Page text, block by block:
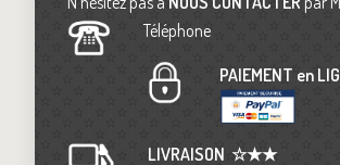
Téléphone
PAIEMENT en
LIVRAISON ☆★★